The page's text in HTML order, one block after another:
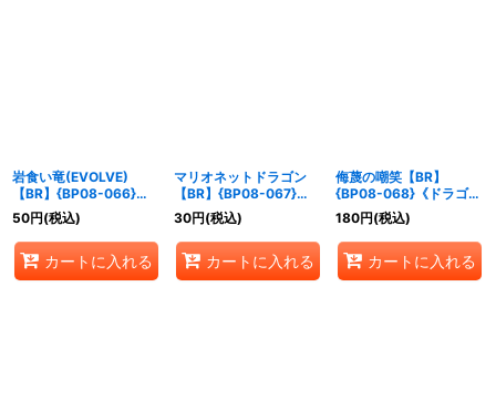
岩食い竜(EVOLVE)
【BR】{BP08-066}
《ドラゴン》
50円(税込)
カートに入れる
マリオネットドラゴン
【BR】{BP08-067}
《ドラゴン》
30円(税込)
カートに入れる
侮蔑の嘲笑【BR】
{BP08-068}《ドラゴ
ン》
180円(税込)
カートに入れる